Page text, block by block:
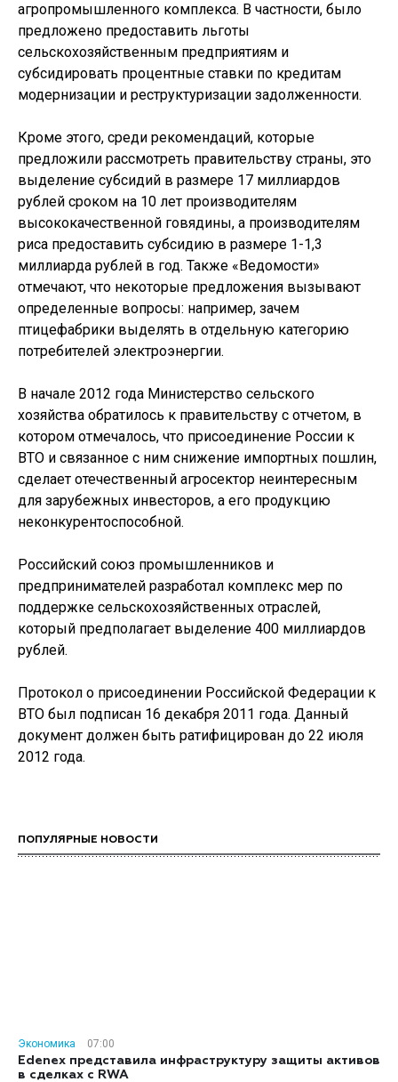
агропромышленного комплекса. В частности, было
предложено предоставить льготы
сельскохозяйственным предприятиям и
субсидировать процентные ставки по кредитам
модернизации и реструктуризации задолженности.
Кроме этого, среди рекомендаций, которые
предложили рассмотреть правительству страны, это
выделение субсидий в размере 17 миллиардов
рублей сроком на 10 лет производителям
высококачественной говядины, а производителям
риса предоставить субсидию в размере 1-1,3
миллиарда рублей в год. Также «Ведомости»
отмечают, что некоторые предложения вызывают
определенные вопросы: например, зачем
птицефабрики выделять в отдельную категорию
потребителей электроэнергии.
В начале 2012 года Министерство сельского
хозяйства обратилось к правительству с отчетом, в
котором отмечалось, что присоединение России к
ВТО и связанное с ним снижение импортных пошлин,
сделает отечественный агросектор неинтересным
для зарубежных инвесторов, а его продукцию
неконкурентоспособной.
Российский союз промышленников и
предпринимателей разработал комплекс мер по
поддержке сельскохозяйственных отраслей,
который предполагает выделение 400 миллиардов
рублей.
Протокол о присоединении Российской Федерации к
ВТО был подписан 16 декабря 2011 года. Данный
документ должен быть ратифицирован до 22 июля
2012 года.
ПОПУЛЯРНЫЕ НОВОСТИ
Экономика
07:00
Edenex представила инфраструктуру защиты активов
в сделках с RWA